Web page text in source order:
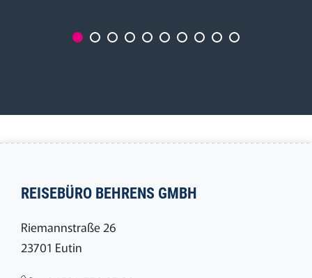
REISEBÜRO BEHRENS GMBH
Riemannstraße 26
23701 Eutin